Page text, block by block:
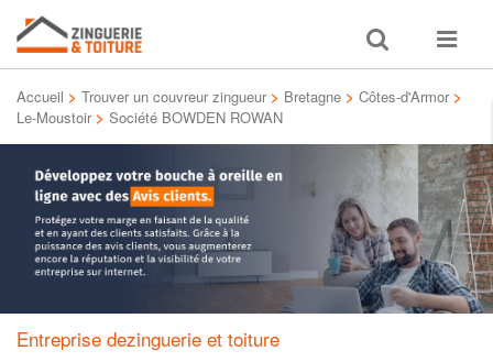
Toggle
search
Toggle
Accueil > Trouver un couvreur zingueur > Bretagne > Côtes-d'Armor >
Le-Moustoir > Société BOWDEN ROWAN
Entreprise dezinguerie et toiture